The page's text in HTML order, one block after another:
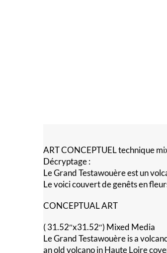
ART CONCEPTUEL technique
Décryptage :
Le Grand Testawouère est un
Le voici couvert de genêts en
CONCEPTUAL ART
( 31.52″x31.52″) Mixed Media
Le Grand Testawouère is a
an old volcano in Haute Loire